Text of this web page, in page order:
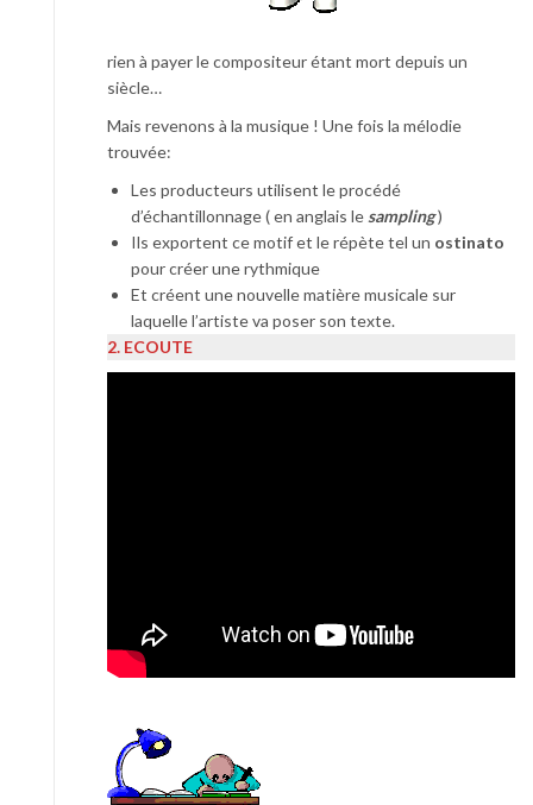
rien à payer le compositeur étant mort depuis un
siècle…
Mais revenons à la musique ! Une fois la mélodie
trouvée:
Les producteurs utilisent le procédé
d’échantillonnage ( en anglais le sampling)
Ils exportent ce motif et le répète tel un ostinato
pour créer une rythmique
Et créent une nouvelle matière musicale sur
laquelle l’artiste va poser son texte.
2. ECOUTE